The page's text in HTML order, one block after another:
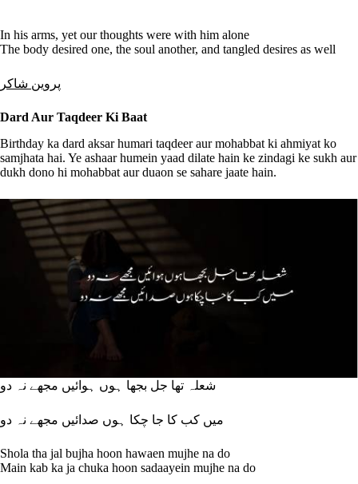
In his arms, yet our thoughts were with him alone
The body desired one, the soul another, and tangled desires as well
پروین شاکر
Dard Aur Taqdeer Ki Baat
Birthday ka dard aksar humari taqdeer aur mohabbat ki ahmiyat ko
samjhata hai. Ye ashaar humein yaad dilate hain ke zindagi ke sukh aur
dukh dono hi mohabbat aur duaon se sahare jaate hain.
شعلہ تھا جل بجھا ہوں ہوائیں مجھے نہ دو
میں کب کا جا چکا ہوں صدائیں مجھے نہ دو
Shola tha jal bujha hoon hawaen mujhe na do
Main kab ka ja chuka hoon sadaayein mujhe na do